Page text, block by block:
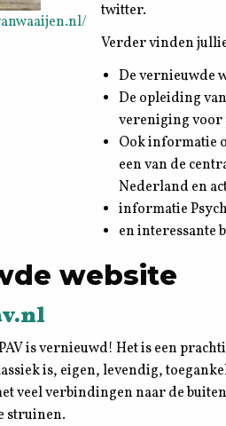
twitter.
Verder vinden
De vernieuwde
De opleiding van
vereniging voor
Ook informatie
een van de
Nederland en
informatie
en interessante
website
is vernieuwd! Het is een
is, eigen, levendig,
veel verbindingen naar de
struinen.